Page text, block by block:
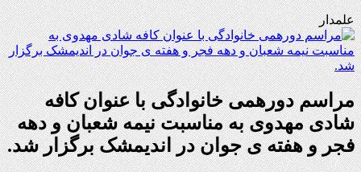
علمدار
مراسم دورهمی خانوادگی با عنوان کافه
شادی مهدوی به مناسبت نیمه شعبان و دهه
فجر و هفته ی جوان در اندیمشک برگزار شد.